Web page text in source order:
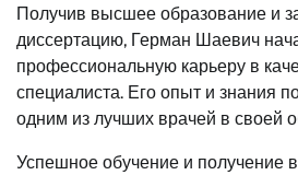
Получив высшее образование и
диссертацию, Герман Шаевич
профессиональную карьеру в
специалиста. Его опыт и знания
одним из лучших врачей в своей
Успешное обучение и получение